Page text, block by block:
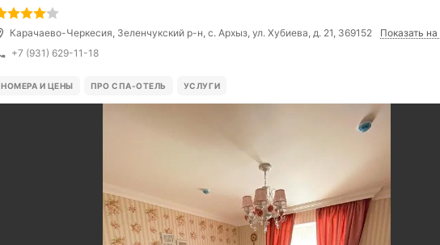
Карачаево-Черкесия, Зеленчукский р-н, с. Архыз, ул. Хубиева, д. 21, 369152
Показать на
+7 (931) 629-11-18
НОМЕРА И ЦЕНЫ ПРО СПА-ОТЕЛЬ УСЛУГИ